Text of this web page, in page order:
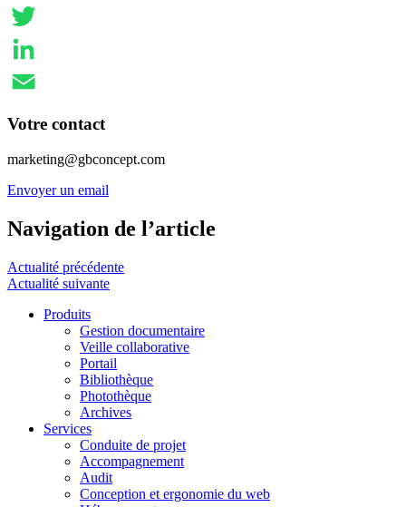
Twitter
LinkedIn
Votre contact
marketing@gbconcept.com
Envoyer un email
Navigation de l’article
Actualité précédente
Actualité suivante
Produits
Gestion documentaire
Veille collaborative
Portail
Bibliothèque
Photothèque
Archives
Services
Conduite de projet
Accompagnement
Audit
Conception et ergonomie du web